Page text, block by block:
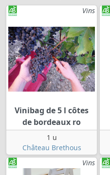
Vins
Vinibag de 5 l côtes
de bordeaux ro
1 u
Château Brethous
Vins